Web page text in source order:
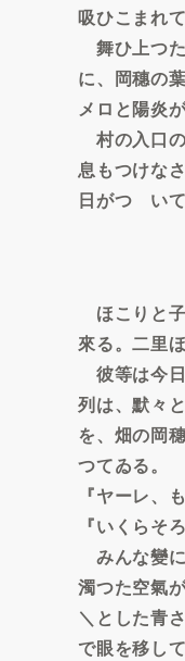
吸ひこまれ
舞ひ上つ
に、岡穗の
メロと陽炎
村の入口
息もつけな
日がつゞい
ほこりと
來る。二里
彼等は今
列は、默々
を、畑の岡
つてゐる。
『ヤーレ、
『いくらそ
みんな變
濁つた空氣
＼とした青
で眼を移し